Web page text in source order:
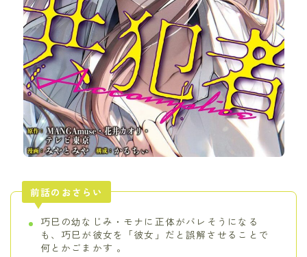
前話のおさらい
巧巳の幼なじみ・モナに正体がバレそうになる
も、巧巳が彼女を「彼女」だと誤解させることで
何とかごまかす 。